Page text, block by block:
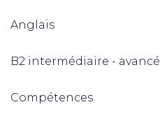
Anglais
B2 intermédiaire - avancé
Compétences